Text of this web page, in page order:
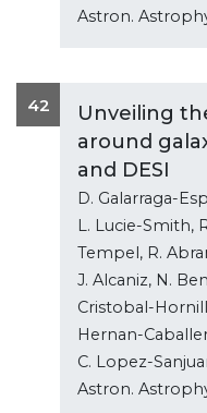
Astron.
42
Unveiling
around
and DESI
D. Galarraga-
L. Lucie-Smith,
Tempel, R.
J. Alcaniz, N.
Cristobal-
Hernan-
C. Lopez-
Astron.